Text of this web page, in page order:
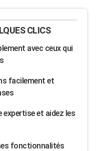
CLICS
avec ceux qui
facilement et
et aidez les
fonctionnalités